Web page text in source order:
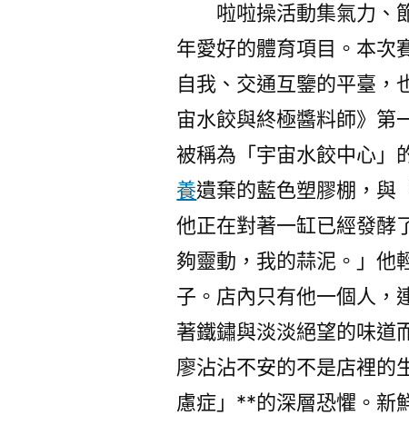
啦啦操活動集氣力、
年愛好的體育項目。本次
自我、交通互鑒的平臺，
宙水餃與終極醬料師》第
被稱為「宇宙水餃中心」
養遺棄的藍色塑膠棚，與
他正在對著一缸已經發酵
夠靈動，我的蒜泥。」他
子。店內只有他一個人，
著鐵鏽與淡淡絕望的味道
廖沾沾不安的不是店裡的
慮症」**的深層恐懼。新